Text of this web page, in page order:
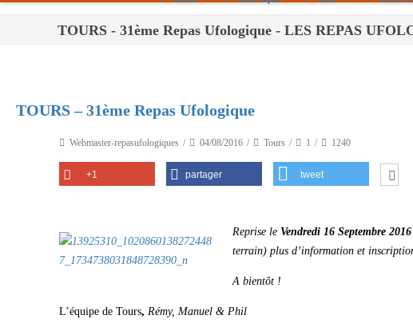
Paris
Tours
TOURS - 31ème Repas Ufologique - LES REPAS
TOURS – 31ème Repas Ufologique
Webmaster-repasufologiques 04/08/2016 Tours 1 1240
+1 partager tweet
Reprise le Vendredi 16 Septembre 2016
terrain) plus d’information et
A bientôt !
L’équipe de Tours, Rémy, Manuel & Phil